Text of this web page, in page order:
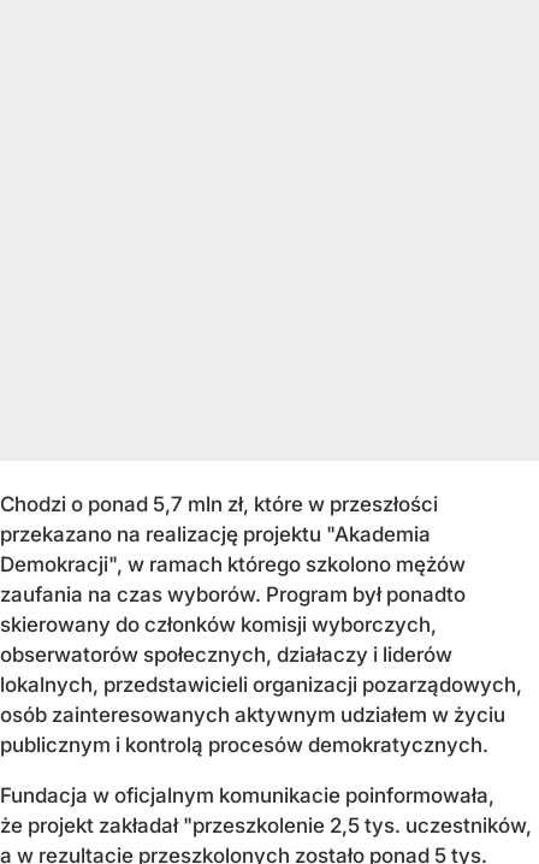
Chodzi o ponad 5,7 mln zł, które w przeszłości
przekazano na realizację projektu "Akademia
Demokracji", w ramach którego szkolono mężów
zaufania na czas wyborów. Program był ponadto
skierowany do członków komisji wyborczych,
obserwatorów społecznych, działaczy i liderów
lokalnych, przedstawicieli organizacji pozarządowych,
osób zainteresowanych aktywnym udziałem w życiu
publicznym i kontrolą procesów demokratycznych.
Fundacja w oficjalnym komunikacie poinformowała,
że projekt zakładał "przeszkolenie 2,5 tys. uczestników,
a w rezultacie przeszkolonych zostało ponad 5 tys.